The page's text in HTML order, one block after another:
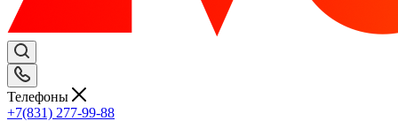
Телефоны
+7(831) 277-99-88